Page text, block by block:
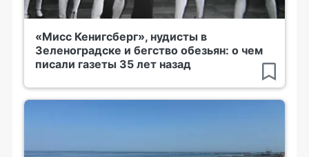
«Мисс Кенигсберг», нудисты в
Зеленоградске и бегство обезьян: о чем
писали газеты 35 лет назад